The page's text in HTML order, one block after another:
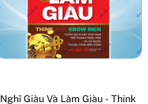
Nghĩ Giàu Và Làm Giàu - Think